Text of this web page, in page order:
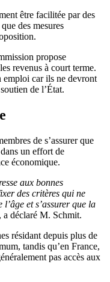
être facilitée par des
des mesures
propose
revenus à court terme.
emploi car ils ne devront
de l’État.
de s’assurer que
un effort de
économique.
aux bonnes
des critères qui ne
et s’assurer que la
, a déclaré M. Schmit.
résidant depuis plus de
tandis qu’en France,
pas accès aux